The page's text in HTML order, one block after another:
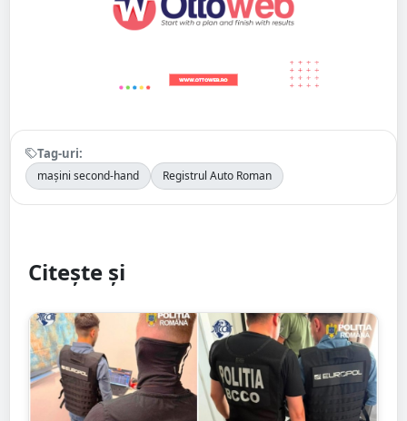
Tag-uri:
mașini second-hand Registrul Auto Roman
Citește și